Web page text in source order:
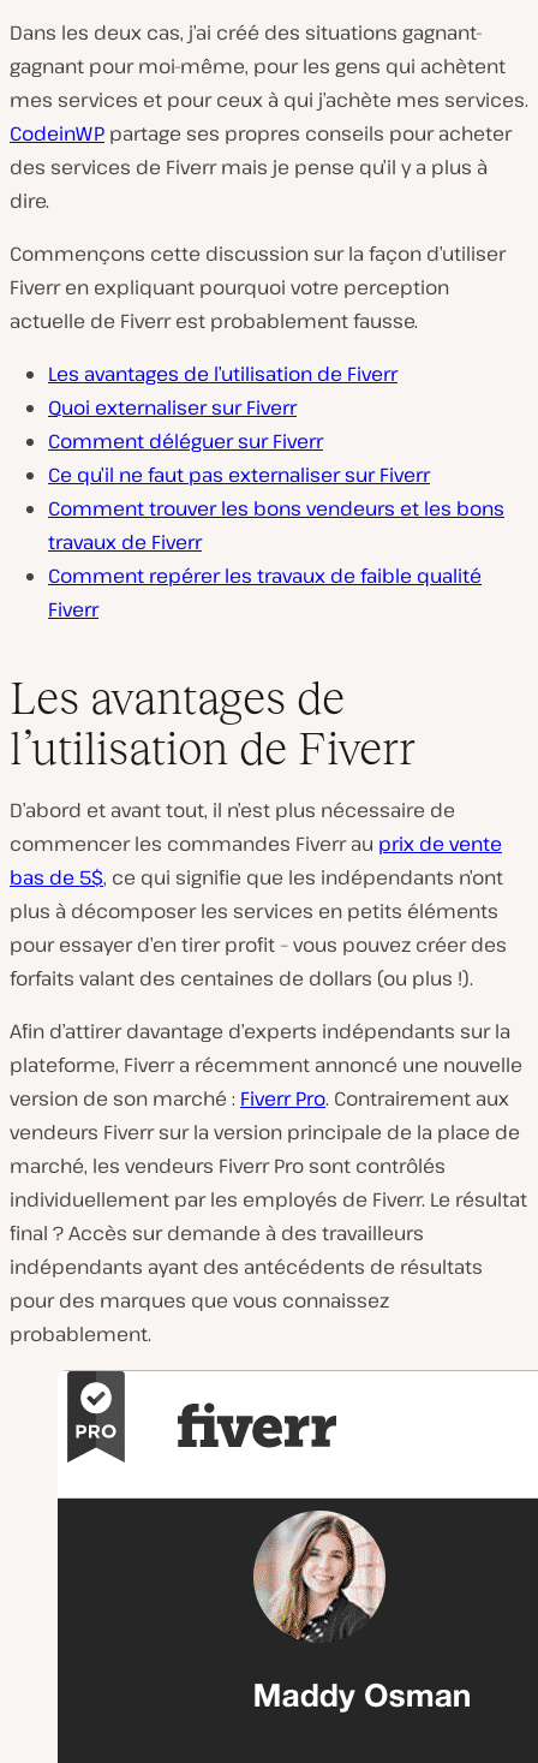
Dans les deux cas, j’ai créé des situations gagnant-
gagnant pour moi-même, pour les gens qui achètent
mes services et pour ceux à qui j’achète mes services.
CodeinWP partage ses propres conseils pour acheter
des services de Fiverr mais je pense qu’il y a plus à
dire.
Commençons cette discussion sur la façon d’utiliser
Fiverr en expliquant pourquoi votre perception
actuelle de Fiverr est probablement fausse.
Les avantages de l’utilisation de Fiverr
Quoi externaliser sur Fiverr
Comment déléguer sur Fiverr
Ce qu’il ne faut pas externaliser sur Fiverr
Comment trouver les bons vendeurs et les bons
travaux de Fiverr
Comment repérer les travaux de faible qualité
Fiverr
Les avantages de
l’utilisation de Fiverr
D’abord et avant tout, il n’est plus nécessaire de
commencer les commandes Fiverr au prix de vente
bas de 5$, ce qui signifie que les indépendants n’ont
plus à décomposer les services en petits éléments
pour essayer d’en tirer profit – vous pouvez créer des
forfaits valant des centaines de dollars (ou plus !).
Afin d’attirer davantage d’experts indépendants sur la
plateforme, Fiverr a récemment annoncé une nouvelle
version de son marché : Fiverr Pro. Contrairement aux
vendeurs Fiverr sur la version principale de la place de
marché, les vendeurs Fiverr Pro sont contrôlés
individuellement par les employés de Fiverr. Le résultat
final ? Accès sur demande à des travailleurs
indépendants ayant des antécédents de résultats
pour des marques que vous connaissez
probablement.